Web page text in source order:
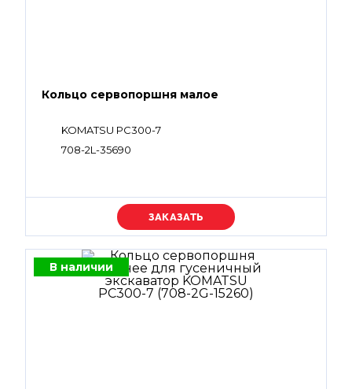
Кольцо сервопоршня малое
KOMATSU PC300-7
708-2L-35690
Уточняйте цену
В наличии